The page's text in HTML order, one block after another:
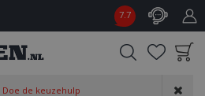
7.7
Doe de keuzehulp